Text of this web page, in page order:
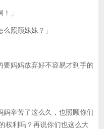
」
照顾妹妹？」
妈妈放弃好不容易才到手的
辛苦了这么久，也照顾你们
权利吗？再说你们也这么大